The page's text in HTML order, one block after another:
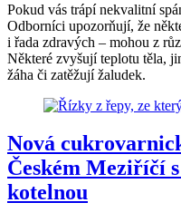
Pokud vás trápí nekvalitní
Odborníci upozorňují, že
i řada zdravých – mohou z
Některé zvyšují teplotu těla,
žáha či zatěžují žaludek.
Nová
Českém Meziříčí
kotelnou